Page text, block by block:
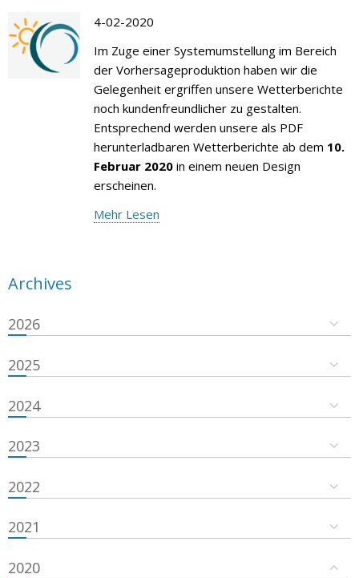
4-02-2020
Im Zuge einer Systemumstellung im Bereich
der Vorhersageproduktion haben wir die
Gelegenheit ergriffen unsere Wetterberichte
noch kundenfreundlicher zu gestalten.
Entsprechend werden unsere als PDF
herunterladbaren Wetterberichte ab dem 10.
Februar 2020in einem neuen Design
erscheinen.
Mehr Lesen
Archives
2026
2025
2024
2023
2022
2021
2020